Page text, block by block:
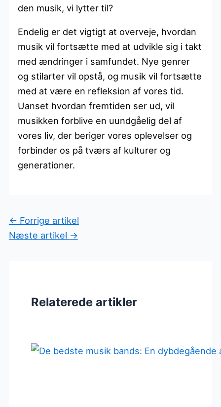
den musik, vi lytter til?
Endelig er det vigtigt at overveje, hvordan
musik vil fortsætte med at udvikle sig i takt
med ændringer i samfundet. Nye genrer
og stilarter vil opstå, og musik vil fortsætte
med at være en refleksion af vores tid.
Uanset hvordan fremtiden ser ud, vil
musikken forblive en uundgåelig del af
vores liv, der beriger vores oplevelser og
forbinder os på tværs af kulturer og
generationer.
← Forrige artikel
Næste artikel →
Relaterede artikler